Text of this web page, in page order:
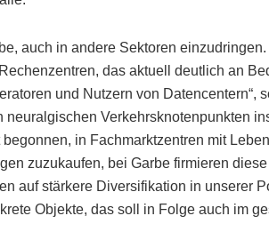
auch in andere Sektoren
das aktuell deutlich an
und Nutzern von Datencentern“,
neuralgischen Verkehrsknotenpunkten
begonnen, in Fachmarktzentren mit
zuzukaufen, bei Garbe firmieren
auf stärkere Diversifikation in unserer
Objekte, das soll in Folge auch im